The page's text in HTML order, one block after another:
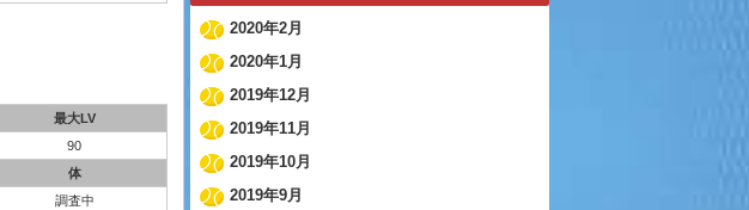
最大LV
90
体
調査中
2020年2月
2020年1月
2019年12月
2019年11月
2019年10月
2019年9月